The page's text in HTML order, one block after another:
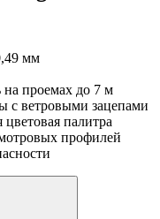
мм
на проемах до 7 м
ветровыми зацепами
палитра
профилей